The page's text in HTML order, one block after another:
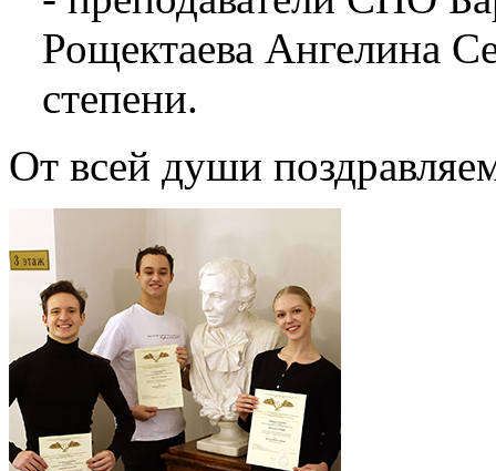
Рощектаева Ангелина
степени.
От всей души